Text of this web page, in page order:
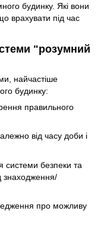
будинку. Які вони
врахувати під час
"розумний
найчастіше
будинку:
правильного
від часу доби і
системи безпеки та
знаходження/
про можливу